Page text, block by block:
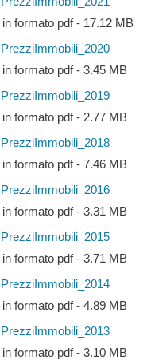
in formato pdf - 17.12 MB
PrezziImmobili_2020
in formato pdf - 3.45 MB
PrezziImmobili_2019
in formato pdf - 2.77 MB
PrezziImmobili_2018
in formato pdf - 7.46 MB
PrezziImmobili_2016
in formato pdf - 3.31 MB
PrezziImmobili_2015
in formato pdf - 3.71 MB
PrezziImmobili_2014
in formato pdf - 4.89 MB
PrezziImmobili_2013
in formato pdf - 3.10 MB